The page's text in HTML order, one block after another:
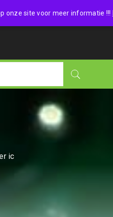
onze site voor meer informatie !!!
Wishlist (0)
ic